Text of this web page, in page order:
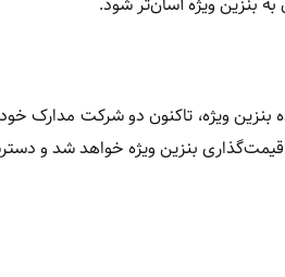
ویژه، تاکنون دو شرکت مدارک خود
بنزین ویژه خواهد شد و